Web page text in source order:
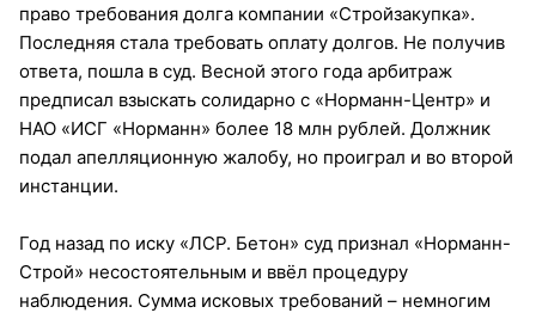
право требования долга компании «Стройзакупка».
Последняя стала требовать оплату долгов. Не получив
ответа, пошла в суд. Весной этого года арбитраж
предписал взыскать солидарно с «Норманн-Центр» и
НАО «ИСГ «Норманн» более 18 млн рублей. Должник
подал апелляционную жалобу, но проиграл и во второй
инстанции.
Год назад по иску «ЛСР. Бетон» суд признал «Норманн-
Строй» несостоятельным и ввёл процедуру
наблюдения. Сумма исковых требований – немногим